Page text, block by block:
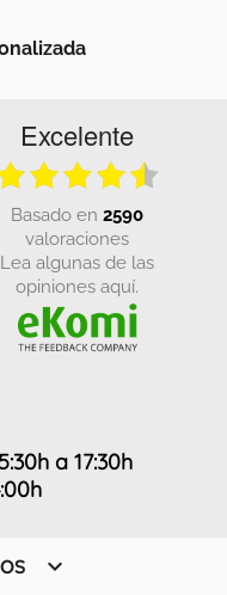
Excelente
basado en 2590
valoraciones
Lea algunas de las
opiniones aquí.
a 17:30h
